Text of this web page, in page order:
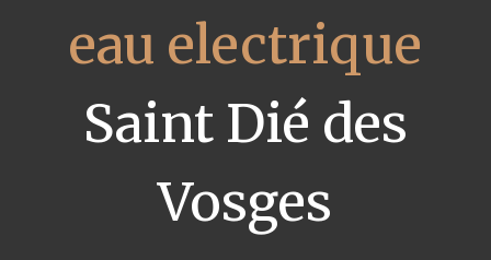
eau electrique
Saint Dié des
Vosges